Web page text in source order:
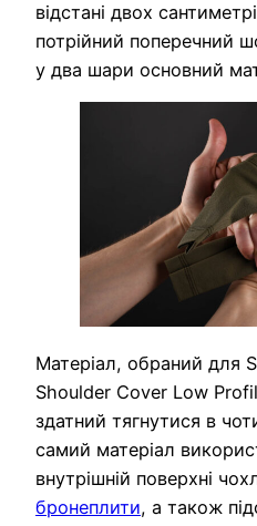
відстані двох
потрійний поперечний
у два шари основний
Матеріал, обраний для
Shoulder Cover Low
здатний тягнутися в
самий матеріал
внутрішній поверхні
бронеплити, а також